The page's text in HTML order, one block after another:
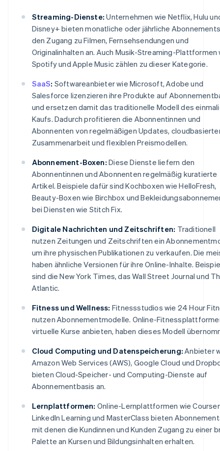
Streaming-Dienste: Unternehmen wie Netflix, Hulu
Disney+ bieten monatliche oder jährliche
den Zugang zu Filmen, Fernsehsendungen und
Originalinhalten an. Auch Musik-Streaming-Plattformen
Spotify und Apple Music zählen zu dieser Kategorie.
SaaS: Softwareanbieter wie Microsoft, Adobe und
Salesforce lizenzieren ihre Produkte auf
und ersetzen damit das traditionelle Modell des
Kaufs. Dadurch profitieren die Abonnentinnen und
Abonnenten von regelmäßigen Updates,
Zusammenarbeit und flexiblen Preismodellen.
Abonnement-Boxen: Diese Dienste liefern den
Abonnentinnen und Abonnenten regelmäßig kuratierte
Artikel. Beispiele dafür sind Kochboxen wie HelloFresh,
Beauty-Boxen wie Birchbox und
bei Diensten wie Stitch Fix.
Digitale Nachrichten und Zeitschriften: Traditionell
nutzen Zeitungen und Zeitschriften ein
um ihre physischen Publikationen zu verkaufen. Die
haben ähnliche Versionen für ihre Online-Inhalte.
sind die New York Times, das Wall Street Journal und
Atlantic.
Fitness und Wellness: Fitnessstudios wie 24 Hour
nutzen Abonnementmodelle. Online-
virtuelle Kurse anbieten, haben dieses Modell
Cloud Computing und Datenspeicherung: Anbieter
Amazon Web Services (AWS), Google Cloud und
bieten Cloud-Speicher- und Computing-Dienste auf
Abonnementbasis an.
Lernplattformen: Online-Lernplattformen wie
LinkedIn Learning und MasterClass bieten
mit denen die Kundinnen und Kunden Zugang zu einer
Palette an Kursen und Bildungsinhalten erhalten.